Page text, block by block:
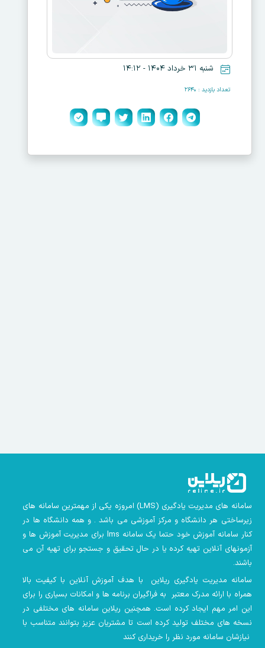
شنبه ۳۱ خرداد ۱۴۰۴ - ۱۴:۱۲
تعداد بازدید : ۲۶۴۰
سامانه های مدیریت یادگیری (LMS) امروزه یکی از مهمترین سامانه های
زیرساختی هر دانشگاه و مرکز آموزشی می باشد . و همه دانشگاه ها در
کنار سامانه آموزش خود حتما یک سامانه lms
برای مدیریت آموزش ها و
آزمونهای آنلاین تهیه کرده یا در حال تحقیق و جستجو برای تهیه آن می
باشند.
سامانه مدیریت یادگیری ریلاین با هدف آموزش آنلاین با کیفیت بالا
همراه با ارائه مدرک معتبر به فراگیران برنامه ها و امکانات بسیاری را برای
این امر مهم ایجاد کرده است. همچنین ریلاین سامانه های مختلفی در
نسخه های مختلف تولید کرده است تا مشتریان عزیز بتوانند متناسب با